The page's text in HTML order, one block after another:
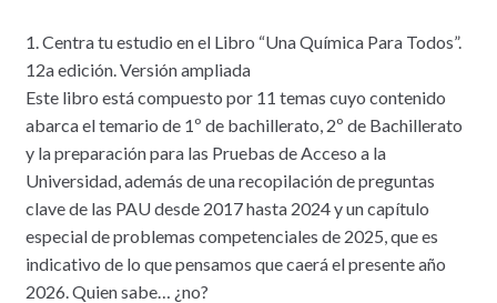
1. Centra tu estudio en el Libro “Una Química Para Todos”.
12a edición. Versión ampliada
Este libro está compuesto por 11 temas cuyo contenido
abarca el temario de 1º de bachillerato, 2º de Bachillerato
y la preparación para las Pruebas de Acceso a la
Universidad, además de una recopilación de preguntas
clave de las PAU desde 2017 hasta 2024 y un capítulo
especial de problemas competenciales de 2025, que es
indicativo de lo que pensamos que caerá el presente año
2026. Quien sabe… ¿no?